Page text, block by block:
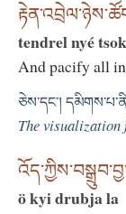
tendrel nyé
And pacify all
ཅེས་དང་།
The visualization
ö kyi drubja la